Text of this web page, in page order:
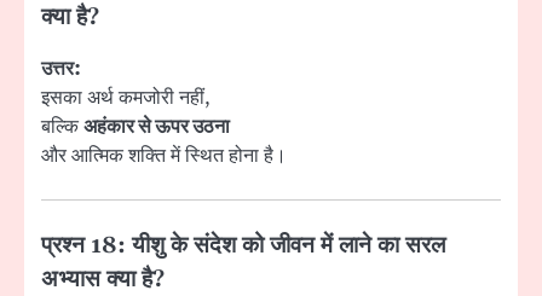
क्या है?
उत्तर:
इसका अर्थ कमजोरी नहीं,
बल्किअहंकार से ऊपर उठना
और आत्मिक शक्ति में स्थित होना है।
प्रश्न 18: यीशु के संदेश को जीवन में लाने का सरल
अभ्यास क्या है?